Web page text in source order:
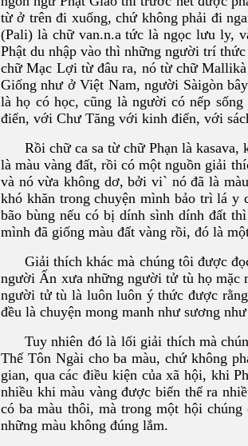
từ ở trên đi xuống, chứ không phải đi
(Pali) là chữ van.n.a tức là ngọc lưu ly,
Phật du nhập vào thì những người trí
chữ Mạc Lợi từ đâu ra, nó từ chữ
Giống như ở Việt Nam, người Sàigòn
là họ có học, cũng là người có nếp
điển, với Chư Tăng với kinh điển, với
Rồi chữ ca sa từ chữ Phạn là kasava,
là màu vàng đất, rồi có một nguồn giải
và nó vừa không dơ, bởi vi` nó đã là
khó khăn trong chuyện mình bảo trì lá y
bão bùng nếu có bị dính sình dính đất
mình đã giống màu đất vàng rồi, đó là
Giải thích khác mà chúng tôi được
người Ấn xưa những người tử tù họ mặc
người tử tù là luôn luôn ý thức được
đều là chuyện mong manh như sương
Tuy nhiên đó là lối giải thích mà
Thế Tôn Ngài cho ba màu, chứ không
gian, qua các điều kiện của xã hội, khi
nhiều khi màu vàng được biến thể ra
có ba màu thôi, mà trong một hội
những màu không đúng lắm.